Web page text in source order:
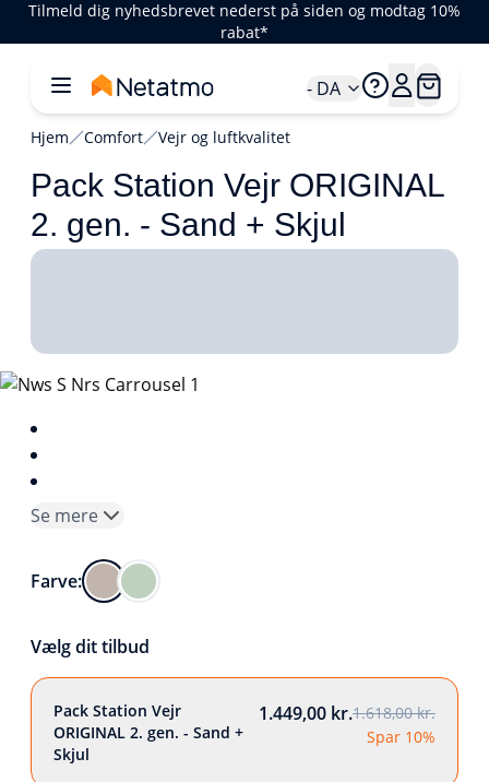
Tilmeld dig nyhedsbrevet nederst på siden og modtag 10%
rabat*
- DA
Hjem Comfort Vejr og luftkvalitet
Pack Station Vejr ORIGINAL
2. gen. - Sand + Skjul
1/1
Se mere
Farve:
Vælg dit tilbud
Pack Station Vejr
ORIGINAL 2. gen. - Sand +
Skjul
1.449,00 kr.1.618,00 kr.
Spar 10%